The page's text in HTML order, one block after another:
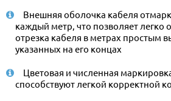
Внешняя оболочка кабеля
каждый метр, что позволяет легко
отрезка кабеля в метрах простым
указанных на его концах
Цветовая и численная
способствуют легкой корректной